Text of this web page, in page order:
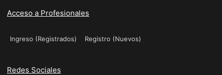
Acceso a Profesionales
Ingreso (Registrados) Registro (Nuevos)
Redes Sociales